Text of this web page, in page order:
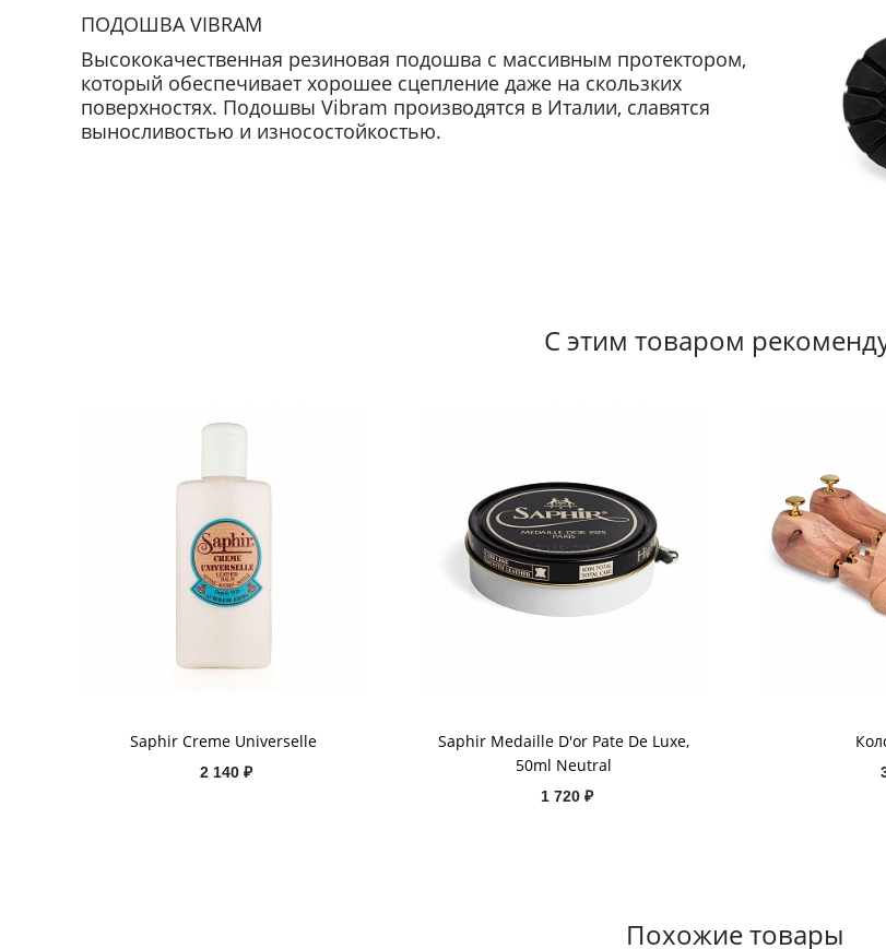
ПОДОШВА VIBRAM
Высококачественная резиновая подошва с массивным протектором,
который обеспечивает хорошее сцепление даже на скользких
поверхностях. Подошвы Vibram производятся в Италии, славятся
выносливостью и износостойкостью.
С этим товаром
Saphir Creme Universelle
2 140 ₽
Saphir Medaille D'or Pate De Luxe,
50ml Neutral
1 720 ₽
Похожие товары